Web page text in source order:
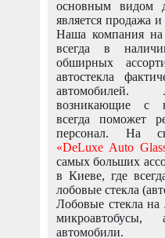
основным видом
является продажа и
Наша компания на
всегда в
обширных
автостекла
возникающие с
всегда поможет
персонал. На
«DeLuxe Auto
самых больших
в Киеве, где
лобовые стекла
Лобовые стекла на
микроавтобусы,
автомобили.